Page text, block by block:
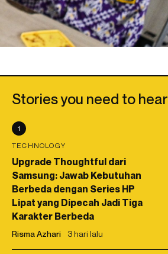
Stories you need to hear
1
TECHNOLOGY
Upgrade Thoughtful dari
Samsung: Jawab Kebutuhan
Berbeda dengan Series HP
Lipat yang Dipecah Jadi Tiga
Karakter Berbeda
Risma Azhari 3 hari lalu